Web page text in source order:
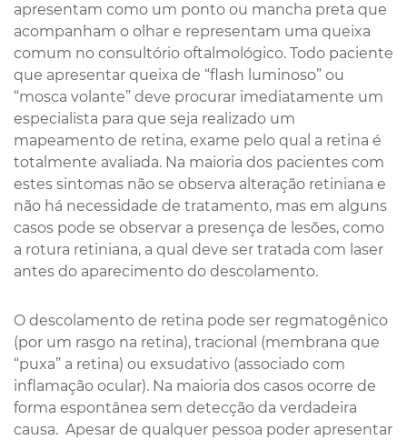
apresentam como um ponto ou mancha preta que
acompanham o olhar e representam uma queixa
comum no consultório oftalmológico. Todo paciente
que apresentar queixa de “flash luminoso” ou
“mosca volante” deve procurar imediatamente um
especialista para que seja realizado um
mapeamento de retina, exame pelo qual a retina é
totalmente avaliada. Na maioria dos pacientes com
estes sintomas não se observa alteração retiniana e
não há necessidade de tratamento, mas em alguns
casos pode se observar a presença de lesões, como
a rotura retiniana, a qual deve ser tratada com laser
antes do aparecimento do descolamento.
O descolamento de retina pode ser regmatogênico
(por um rasgo na retina), tracional (membrana que
“puxa” a retina) ou exsudativo (associado com
inflamação ocular). Na maioria dos casos ocorre de
forma espontânea sem detecção da verdadeira
causa. Apesar de qualquer pessoa poder apresentar